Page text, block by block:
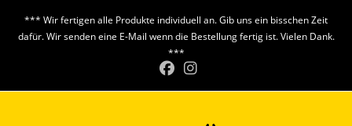
*** Wir fertigen alle Produkte individuell an. Gib uns ein bisschen Zeit
dafür. Wir senden eine E-Mail wenn die Bestellung fertig ist. Vielen Dank.
***